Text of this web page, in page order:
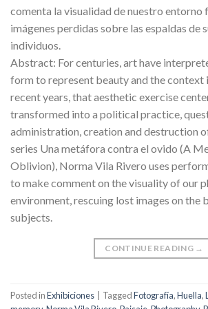
comenta la visualidad de nuestro entorno
imágenes perdidas sobre las espaldas de
individuos.
Abstract: For centuries, art have
form to represent beauty and the context
recent years, that aesthetic exercise
transformed into a political practice,
administration, creation and destruction
series Una metáfora contra el ovido (A
Oblivion), Norma Vila Rivero uses
to make comment on the visuality of our
environment, rescuing lost images on the
subjects.
CONTINUE READING →
Posted inExhibiciones TaggedFotografía,Huella,